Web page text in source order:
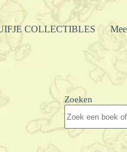
COLLECTIBLES
Zoeken